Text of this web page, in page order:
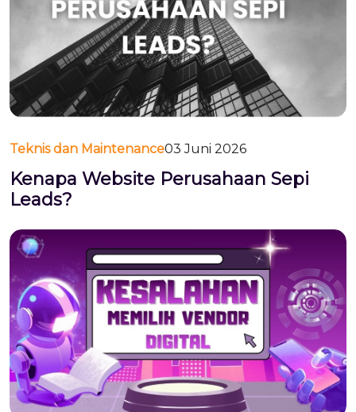
Teknis dan Maintenance03 Juni 2026
Kenapa Website Perusahaan Sepi
Leads?